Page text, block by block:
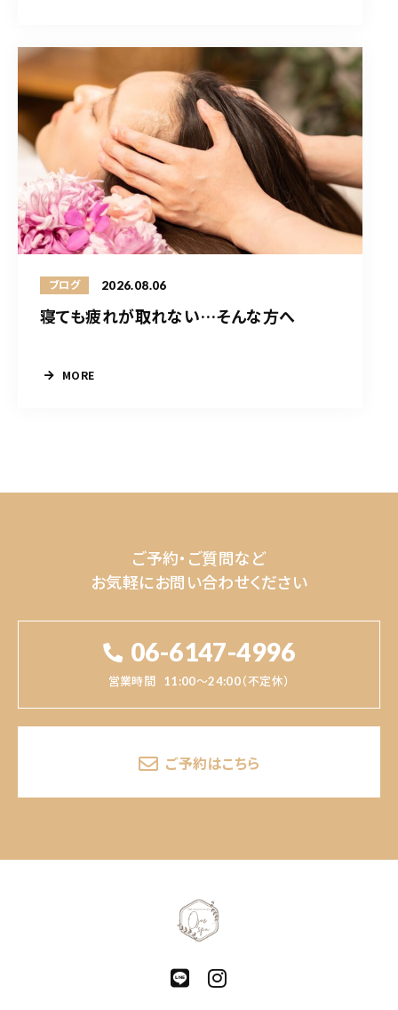
ブログ 2026.08.06
寝ても疲れが取れない…そんな方へ
MORE
ご予約・ご質問など
お気軽にお問い合わせください
06-6147-4996
営業時間 11:00～24:00（不定休）
ご予約はこちら